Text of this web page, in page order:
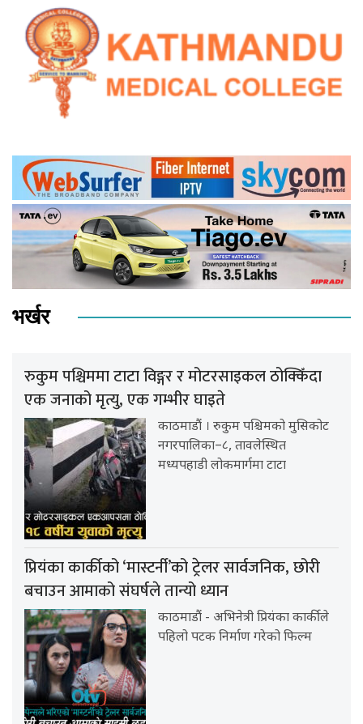
भर्खर
रुकुम पश्चिममा टाटा विङ्गर र मोटरसाइकल ठोक्किँदा
एक जनाको मृत्यु, एक गम्भीर घाइते
काठमाडौं । रुकुम पश्चिमको मुसिकोट
नगरपालिका–८, तावलेस्थित
मध्यपहाडी लोकमार्गमा टाटा
प्रियंका कार्कीको ‘मास्टर्नी’को ट्रेलर सार्वजनिक, छोरी
बचाउन आमाको संघर्षले तान्यो ध्यान
काठमाडौं - अभिनेत्री प्रियंका कार्कीले
पहिलो पटक निर्माण गरेको फिल्म